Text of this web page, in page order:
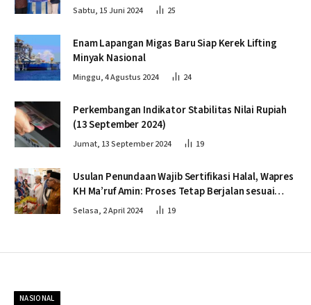
Sabtu, 15 Juni 2024 25
Enam Lapangan Migas Baru Siap Kerek Lifting
Minyak Nasional
Minggu, 4 Agustus 2024 24
Perkembangan Indikator Stabilitas Nilai Rupiah
(13 September 2024)
Jumat, 13 September 2024 19
Usulan Penundaan Wajib Sertifikasi Halal, Wapres
KH Ma’ruf Amin: Proses Tetap Berjalan sesuai
Penahapan
Selasa, 2 April 2024 19
NASIONAL